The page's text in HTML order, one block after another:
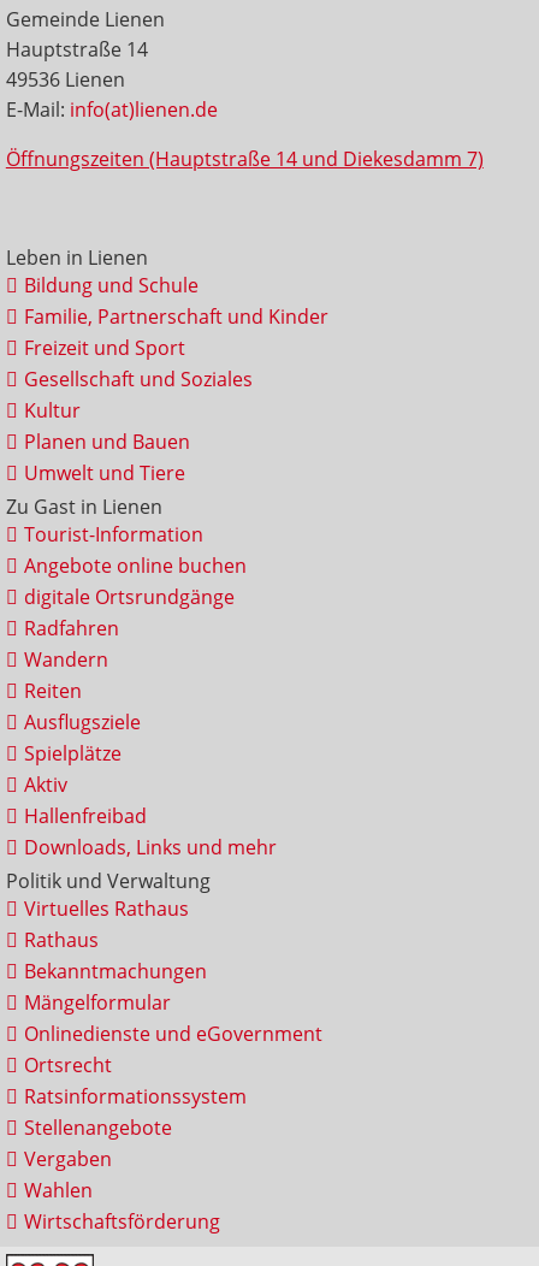
Gemeinde Lienen
Hauptstraße 14
49536 Lienen
E-Mail: info(at)lienen.de
Öffnungszeiten (Hauptstraße 14 und Diekesdamm 7)
Leben in Lienen
Bildung und Schule
Familie, Partnerschaft und Kinder
Freizeit und Sport
Gesellschaft und Soziales
Kultur
Planen und Bauen
Umwelt und Tiere
Zu Gast in Lienen
Tourist-Information
Angebote online buchen
digitale Ortsrundgänge
Radfahren
Wandern
Reiten
Ausflugsziele
Spielplätze
Aktiv
Hallenfreibad
Downloads, Links und mehr
Politik und Verwaltung
Virtuelles Rathaus
Rathaus
Bekanntmachungen
Mängelformular
Onlinedienste und eGovernment
Ortsrecht
Ratsinformationssystem
Stellenangebote
Vergaben
Wahlen
Wirtschaftsförderung